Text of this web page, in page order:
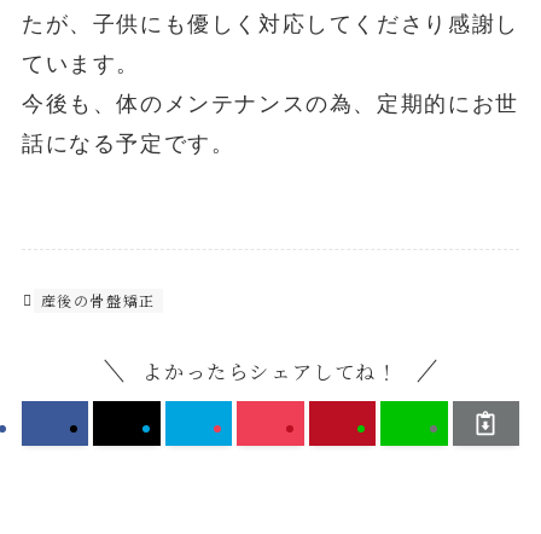
たが、子供にも優しく対応してくださり感謝し
ています。
今後も、体のメンテナンスの為、定期的にお世
話になる予定です。
産後の骨盤矯正
よかったらシェアしてね！